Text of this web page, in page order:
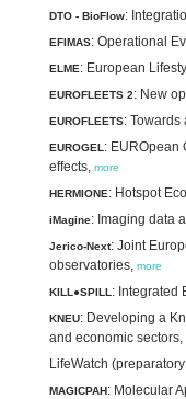
DTO - BioFlow:
EFIMAS: Operational
ELME: European
EUROFLEETS 2: New
EUROFLEETS:
EUROGEL : EUROpean
effects, more
HERMIONE: Hotspot
iMagine: Imaging data
Jerico-Next: Joint
observatories, more
KILL●SPILL : Integrated
KNEU: Developing a
and economic sectors,
LifeWatch
MAGICPAH: Molecular